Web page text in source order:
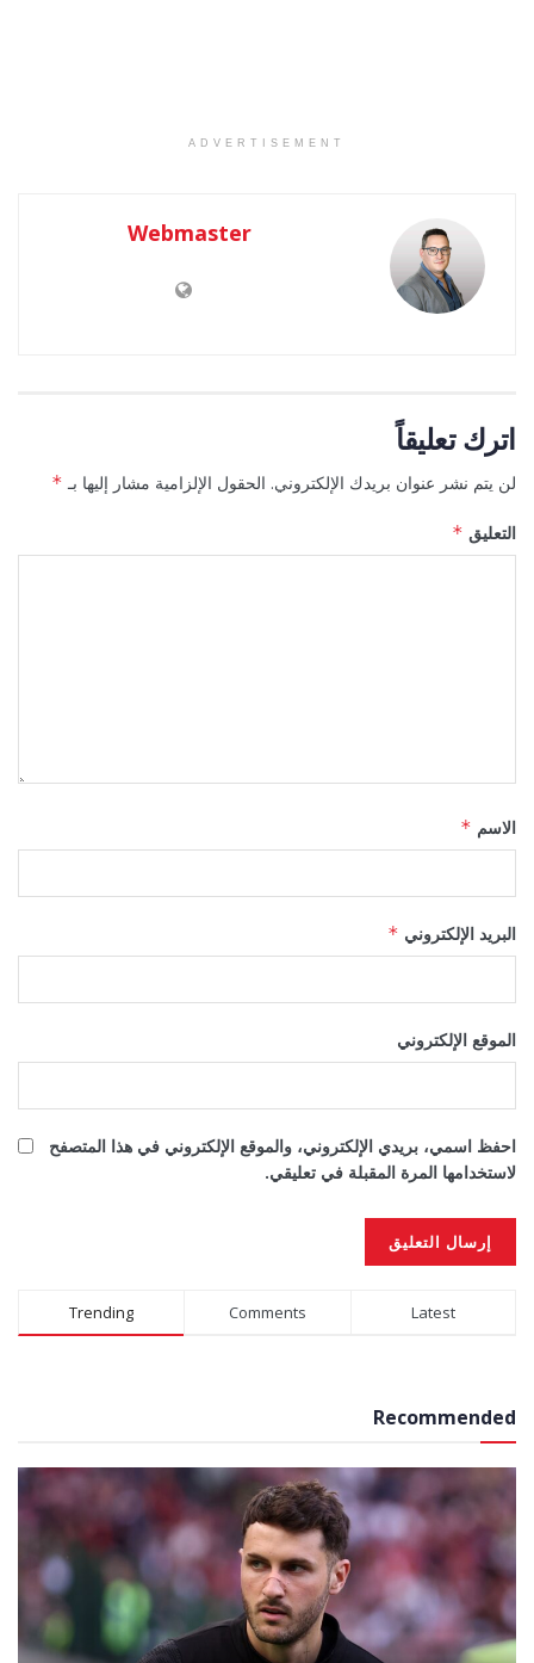
ADVERTISEMENT
Webmaster
اترك تعليقاً
لن يتم نشر عنوان بريدك الإلكتروني. الحقول الإلزامية مشار إليها بـ *
التعليق *
الاسم *
البريد الإلكتروني *
الموقع الإلكتروني
احفظ اسمي، بريدي الإلكتروني، والموقع الإلكتروني في هذا المتصفح
لاستخدامها المرة المقبلة في تعليقي.
Trending Comments Latest
Recommended